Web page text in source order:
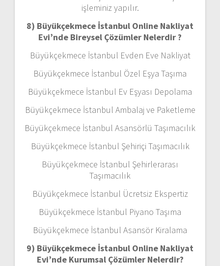
işleminiz yapılır.
8) Büyükçekmece İstanbul Online Nakliyat
Evi’nde Bireysel Çözümler Nelerdir ?
Büyükçekmece İstanbul Evden Eve Nakliyat
Büyükçekmece İstanbul Özel Eşya Taşıma
Büyükçekmece İstanbul Ev Eşyası Depolama
Büyükçekmece İstanbul Ambalaj ve Paketleme
Büyükçekmece İstanbul Asansörlü Taşımacılık
Büyükçekmece İstanbul Şehiriçi Taşımacılık
Büyükçekmece İstanbul Şehirlerarası
Taşımacılık
Büyükçekmece İstanbul Ücretsiz Ekspertiz
Büyükçekmece İstanbul Piyano Taşıma
Büyükçekmece İstanbul Asansör Kiralama
9) Büyükçekmece İstanbul Online Nakliyat
Evi’nde Kurumsal Çözümler Nelerdir?